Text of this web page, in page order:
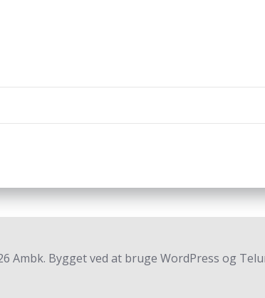
Ambk. Bygget ved at bruge WordPress og